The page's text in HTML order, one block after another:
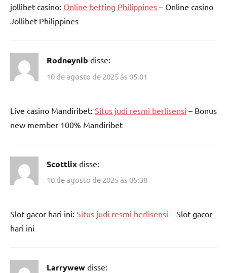
jollibet casino: Online betting Philippines – Online casino
Jollibet Philippines
Rodneynib disse:
10 de agosto de 2025 às 05:01
Live casino Mandiribet: Situs judi resmi berlisensi – Bonus
new member 100% Mandiribet
Scottlix disse:
10 de agosto de 2025 às 05:38
Slot gacor hari ini: Situs judi resmi berlisensi – Slot gacor
hari ini
Larrywew disse: